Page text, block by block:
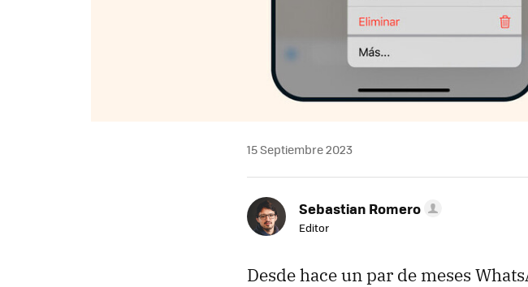
15 Septiembre 2023
Sebastian Romero
Editor
Desde hace un par de meses